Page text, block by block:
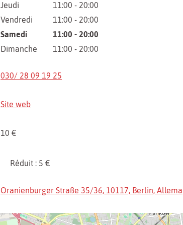
Jeudi
11:00 - 20:00
Vendredi
11:00 - 20:00
Samedi
11:00 - 20:00
Dimanche
11:00 - 20:00
030/ 28 09 19 25
Site web
10 €
Réduit : 5 €
Oranienburger Straße 35/36, 10117, Berlin,